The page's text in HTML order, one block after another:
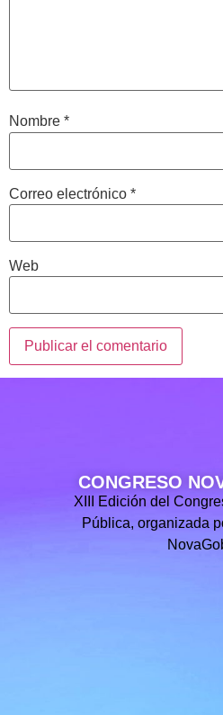
Nombre *
Correo electrónico *
Web
CONGRESO
XIII Edición del
Pública, organizada